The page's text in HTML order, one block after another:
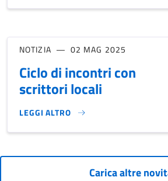
NOTIZIA 02 MAG 2025
Ciclo di incontri con
scrittori locali
LEGGI ALTRO
CICLO DI INCONTRI CON SCRITTORI
Carica altre